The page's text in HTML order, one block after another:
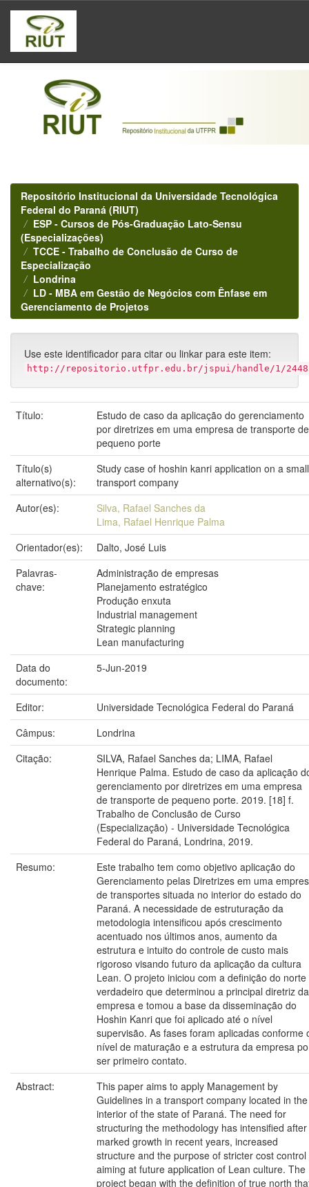
Skip
navigation
Repositório Institucional da Universidade Tecnológica
Federal do Paraná (RIUT)
ESP - Cursos de Pós-Graduação Lato-Sensu
(Especializações)
TCCE - Trabalho de Conclusão de Curso de
Especialização
Londrina
LD - MBA em Gestão de Negócios com Ênfase em
Gerenciamento de Projetos
Use este identificador para citar ou linkar para este item:
http://repositorio.utfpr.edu.br/jspui/handle/1/
Título:
Estudo de caso da aplicação do gerenciamento
por diretrizes em uma empresa de transporte de
pequeno porte
Título(s)
alternativo(s):
Study case of hoshin kanri application on a small
transport company
Autor(es):
Silva, Rafael Sanches da
Lima, Rafael Henrique Palma
Orientador(es):
Dalto, José Luis
Palavras-
chave:
Administração de empresas
Planejamento estratégico
Produção enxuta
Industrial management
Strategic planning
Lean manufacturing
Data do
documento:
5-Jun-2019
Editor:
Universidade Tecnológica Federal do Paraná
Câmpus:
Londrina
Citação:
SILVA, Rafael Sanches da; LIMA, Rafael
Henrique Palma. Estudo de caso da aplicação
gerenciamento por diretrizes em uma empresa
de transporte de pequeno porte. 2019. [18] f.
Trabalho de Conclusão de Curso
(Especialização) - Universidade Tecnológica
Federal do Paraná, Londrina, 2019.
Resumo:
Este trabalho tem como objetivo aplicação do
Gerenciamento pelas Diretrizes em uma
de transportes situada no interior do estado do
Paraná. A necessidade de estruturação da
metodologia intensificou após crescimento
acentuado nos últimos anos, aumento da
estrutura e intuito do controle de custo mais
rigoroso visando futuro da aplicação da cultura
Lean. O projeto iniciou com a definição do norte
verdadeiro que determinou a principal diretriz da
empresa e tomou a base da disseminação do
Hoshin Kanri que foi aplicado até o nível
supervisão. As fases foram aplicadas conforme
nível de maturação e a estrutura da empresa
ser primeiro contato.
Abstract:
This paper aims to apply Management by
Guidelines in a transport company located in the
interior of the state of Paraná. The need for
structuring the methodology has intensified after
marked growth in recent years, increased
structure and the purpose of stricter cost control
aiming at future application of Lean culture. The
project began with the definition of true north